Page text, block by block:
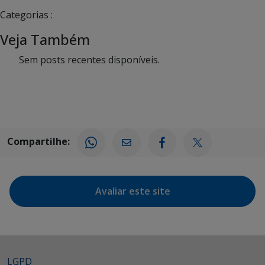
Categorias :
Veja Também
Sem posts recentes disponíveis.
Compartilhe:
Avaliar este site
LGPD